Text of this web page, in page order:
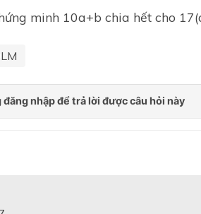
minh 10a+b chia hết cho